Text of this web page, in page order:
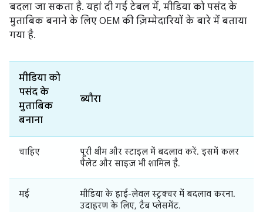
बदला जा सकता है. यहां दी गई टेबल में, मीडिया को पसंद के
मुताबिक बनाने के लिए OEM की ज़िम्मेदारियों के बारे में बताया
गया है.
मीडिया को
पसंद के
मुताबिक
बनाना
ब्यौरा
चाहिए
पूरी थीम और स्टाइल में बदलाव करें. इसमें कलर
पैलेट और साइज़ भी शामिल है.
मई
मीडिया के हाई-लेवल स्ट्रक्चर में बदलाव करना.
उदाहरण के लिए, टैब प्लेसमेंट.